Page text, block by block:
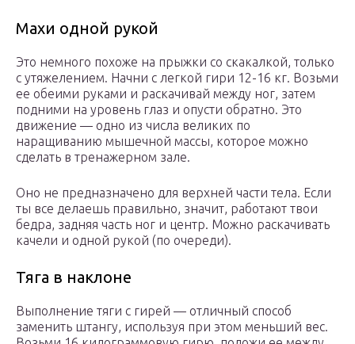
Махи одной рукой
Это немного похоже на прыжки со скакалкой, только
с утяжелением. Начни с легкой гири 12-16 кг. Возьми
ее обеими руками и раскачивай между ног, затем
подними на уровень глаз и опусти обратно. Это
движение — одно из числа великих по
наращиванию мышечной массы, которое можно
сделать в тренажерном зале.
Оно не предназначено для верхней части тела. Если
ты все делаешь правильно, значит, работают твои
бедра, задняя часть ног и центр. Можно раскачивать
качели и одной рукой (по очереди).
Тяга в наклоне
Выполнение тяги с гирей — отличный способ
заменить штангу, используя при этом меньший вес.